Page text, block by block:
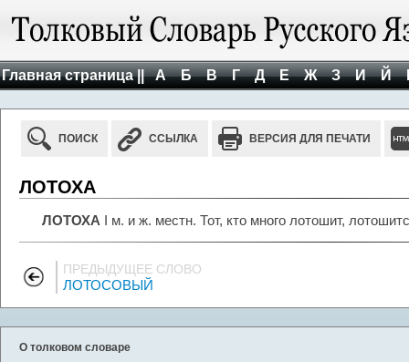
Главная страница || А Б В Г Д Е Ж З И Й
ПОИСК ССЫЛКА ВЕРСИЯ ДЛЯ ПЕЧАТИ
ЛОТОХА
ЛОТОХА I м. и ж. местн. Тот, кто много лотошит,
ПРЕДЫДУЩЕЕ СЛОВО
ЛОТОСОВЫЙ
О толковом словаре